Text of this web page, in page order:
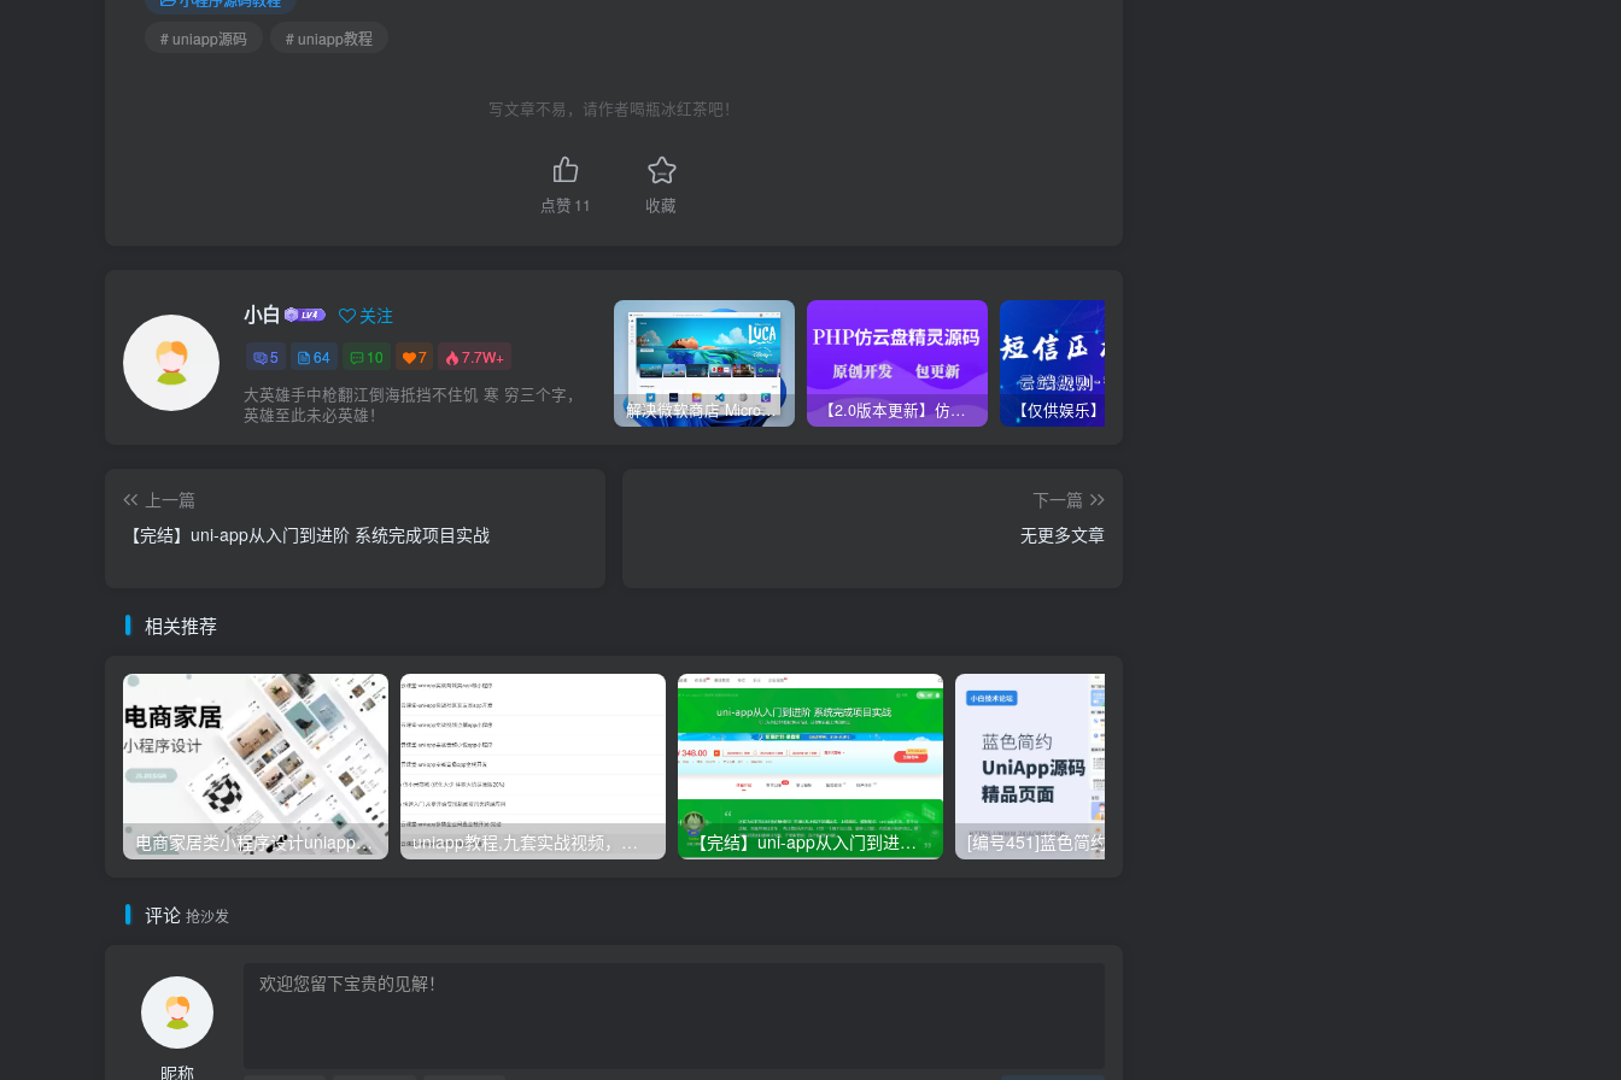
# uniapp源码
# uniapp教程
写文章不易，请作者喝瓶冰红茶吧！
点赞 11 收藏
小白 关注
5 64 10 7 7.7W+
大英雄手中枪翻江倒海抵挡不住饥 寒 穷三个字，
英雄至此未必英雄！
解决微软商店 Microsoft Store无法更新方法，亲测有效！ 【2.0版本更新】仿代下狗云盘精灵源码，PHP素材代下载搜索引擎系统运营版本，持续更新中
上一篇
【完结】uni-app从入门到进阶 系统完成项目实战
下一篇
无更多文章
相关推荐
电商家居类小程序设计uniapp模板源码 uniapp教程,九套实战视频，非常适合小白进阶 【完结】uni-app从入门到进阶 系统完成项目实战
评论 抢沙发
昵称